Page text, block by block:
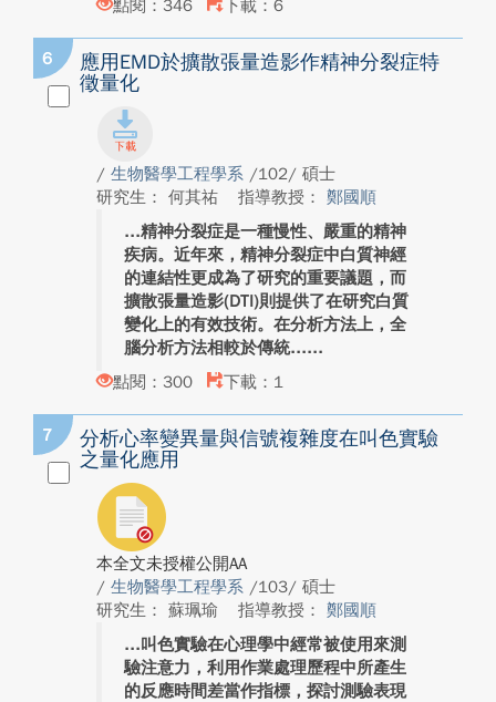
點閱：346 下載：6
6
應用EMD於擴散張量造影作精神分裂症特
徵量化
/ 生物醫學工程學系 /102/ 碩士
研究生： 何其祐
指導教授： 鄭國順
精神分裂症是一種慢性、嚴重的精神
疾病。近年來，精神分裂症中白質神經
的連結性更成為了研究的重要議題，而
擴散張量造影(DTI)則提供了在研究白質
變化上的有效技術。在分析方法上，全
腦分析方法相較於傳統...
點閱：300
下載：1
7
分析心率變異量與信號複雜度在叫色實驗
之量化應用
本全文未授權公開AA
/ 生物醫學工程學系 /103/ 碩士
研究生： 蘇珮瑜
指導教授： 鄭國順
叫色實驗在心理學中經常被使用來測
驗注意力，利用作業處理歷程中所產生
的反應時間差當作指標，探討測驗表現